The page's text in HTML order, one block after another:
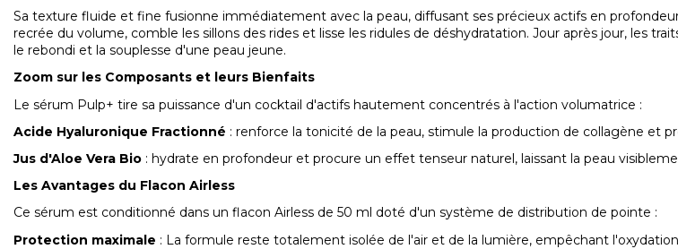
Sa texture fluide et fine fusionne immédiatement avec la peau, diffusant ses précieux actifs en
recrée du volume, comble les sillons des rides et lisse les ridules de déshydratation. Jour après jour, les
le rebondi et la souplesse d'une peau jeune.
Zoom sur les Composants et leurs Bienfaits
Le sérum Pulp+ tire sa puissance d'un cocktail d'actifs hautement concentrés à l'action volumatrice :
Acide Hyaluronique Fractionné : renforce la tonicité de la peau, stimule la production de collagène et
Jus d'Aloe Vera Bio : hydrate en profondeur et procure un effet tenseur naturel, laissant la peau
Les Avantages du Flacon Airless
Ce sérum est conditionné dans un flacon Airless de 50 ml doté d'un système de distribution de pointe :
Protection maximale : La formule reste totalement isolée de l'air et de la lumière, empêchant